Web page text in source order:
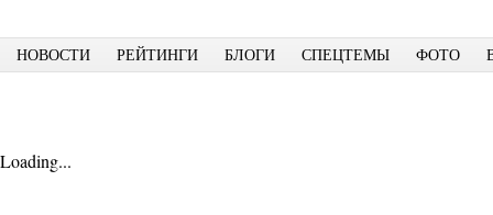
НОВОСТИ РЕЙТИНГИ БЛОГИ СПЕЦТЕМЫ ФОТО
Loading...